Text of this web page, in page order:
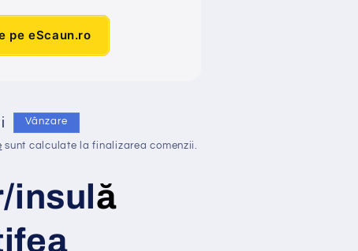
pe eScaun.ro
Vânzare
sunt calculate la finalizarea comenzii.
insulă